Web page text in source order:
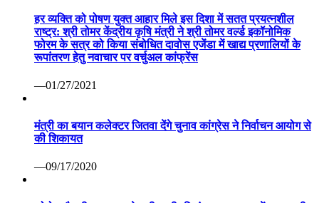
हर व्यक्ति को पोषण युक्त आहार मिले इस दिशा में सतत प्रयत्नशील
राष्ट्र: श्री तोमर केंद्रीय कृषि मंत्री ने श्री तोमर वर्ल्ड इकॉनोमिक
फोरम के सत्र को किया संबोधित दावोस एजेंडा में खाद्य प्रणालियों के
रूपांतरण हेतु नवाचार पर वर्चुअल कांफ्रेंस
—01/27/2021
मंत्री का बयान कलेक्टर जितवा देंगे चुनाव कांग्रेस ने निर्वाचन आयोग से
की शिकायत
—09/17/2020